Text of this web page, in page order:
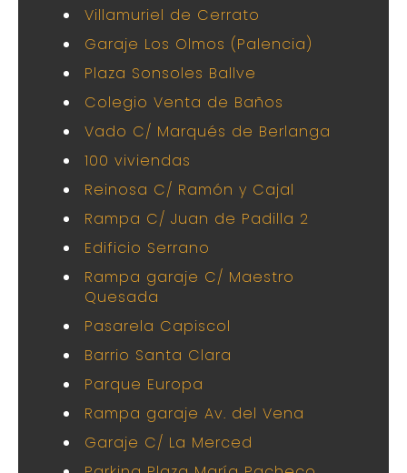
Villamuriel de Cerrato
Garaje Los Olmos (Palencia)
Plaza Sonsoles Ballve
Colegio Venta de Baños
Vado C/ Marqués de Berlanga
100 viviendas
Reinosa C/ Ramón y Cajal
Rampa C/ Juan de Padilla 2
Edificio Serrano
Rampa garaje C/ Maestro
Quesada
Pasarela Capiscol
Barrio Santa Clara
Parque Europa
Rampa garaje Av. del Vena
Garaje C/ La Merced